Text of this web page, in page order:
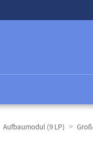
Aufbaumodul (9 LP)